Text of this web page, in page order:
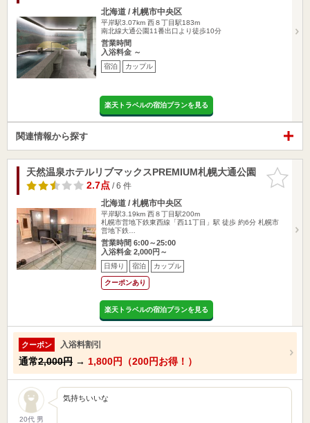
北海道 / 札幌市中央区
平岸駅3.07km 西８丁目駅183m
南北線大通公園11番出口より徒歩10分
営業時間
入浴料金 ～
宿泊 カップル
楽天トラベルの宿泊プランを見る
関連情報から探す
お気に入
りに追加
天然温泉ホテルリブマックスPREMIUM札幌大通公園
2.7点/ 6 件
北海道 / 札幌市中央区
平岸駅3.19km 西８丁目駅200m
札幌市営地下鉄東西線「西11丁目」駅 徒歩 約6分 札幌市
営地下鉄…
営業時間 6:00～25:00
入浴料金 2,000円～
日帰り 宿泊 カップル
クーポンあり
楽天トラベルの宿泊プランを見る
クーポン 入浴料割引
通常2,000円 → 1,800円（200円お得！）
20代 男
気持ちいいな